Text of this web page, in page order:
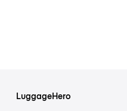
LuggageHero